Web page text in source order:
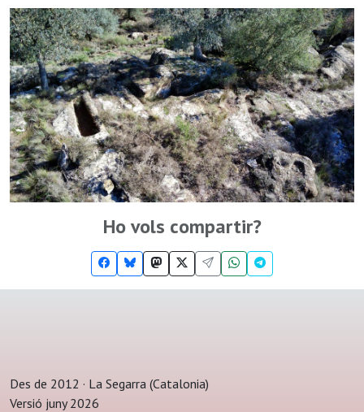
Ho vols compartir?
Des de 2012 · La Segarra (Catalonia)
Versió juny 2026